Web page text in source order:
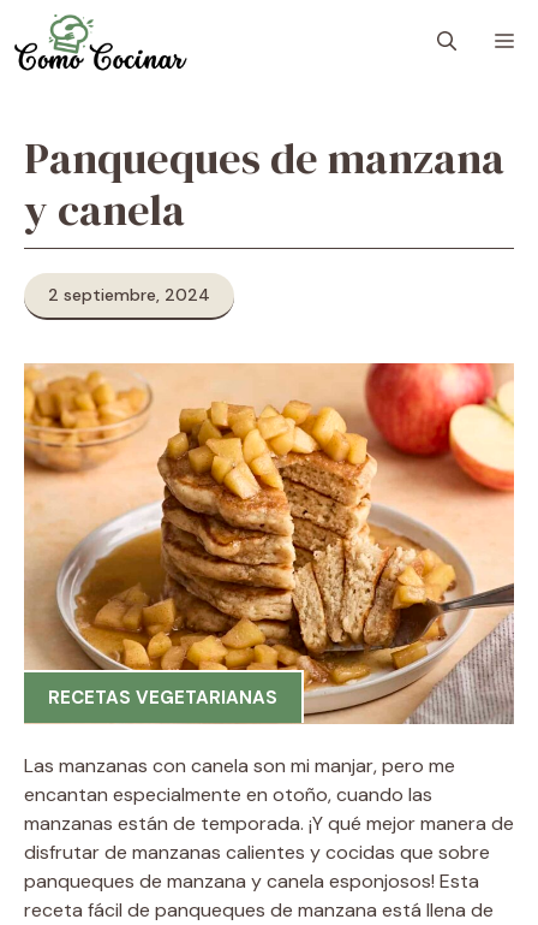
to
content
Panqueques de manzana
y canela
2 septiembre, 2024
RECETAS VEGETARIANAS
Las manzanas con canela son mi manjar, pero me
encantan especialmente en otoño, cuando las
manzanas están de temporada. ¡Y qué mejor manera de
disfrutar de manzanas calientes y cocidas que sobre
panqueques de manzana y canela esponjosos! Esta
receta fácil de panqueques de manzana está llena de